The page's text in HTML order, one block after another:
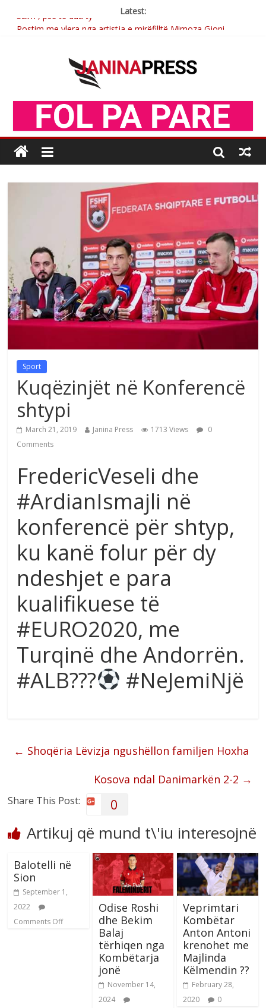
Latest:
Postim me vlera nga artistja e mirëfilltë Mimoza Gjoni
Brahim Çekaj njē veprimtar i respektuar i çeshtjës kombëtare
Sport
Kuqëzinjët në Konferencë
shtypi
March 21, 2019 Janina Press 1713 Views
0
Comments
FredericVeseli dhe
#ArdianIsmajli në
konferencë për shtyp,
ku kanë folur për dy
ndeshjet e para
kualifikuese të
#EURO2020, me
Turqinë dhe Andorrën.
#ALB???
#NeJemiNjë
← Shoqëria Lëvizja ngushëllon familjen Hoxha
Kosova ndal Danimarkën 2-2 →
Share This Post: 0
Artikuj që mund t\'iu interesojnë
Balotelli në
Sion
September 1,
2022
Comments Off
Odise Roshi
dhe Bekim
Balaj
tërhiqen nga
Kombëtarja
jonë
November 14,
2024
Veprimtari
Kombëtar
Anton Antoni
krenohet me
Majlinda
Këlmendin ??
February 28,
2020
0